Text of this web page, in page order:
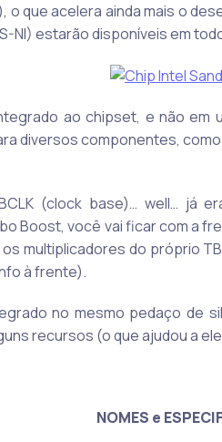
que acelera ainda mais o
NI) estarão disponíveis em
ao chipset, e não em
diversos componentes,
(clock base)… well… já
Boost, você vai ficar com a
multiplicadores do próprio
à frente).
no mesmo pedaço de
recursos (o que ajudou a
NOMES e